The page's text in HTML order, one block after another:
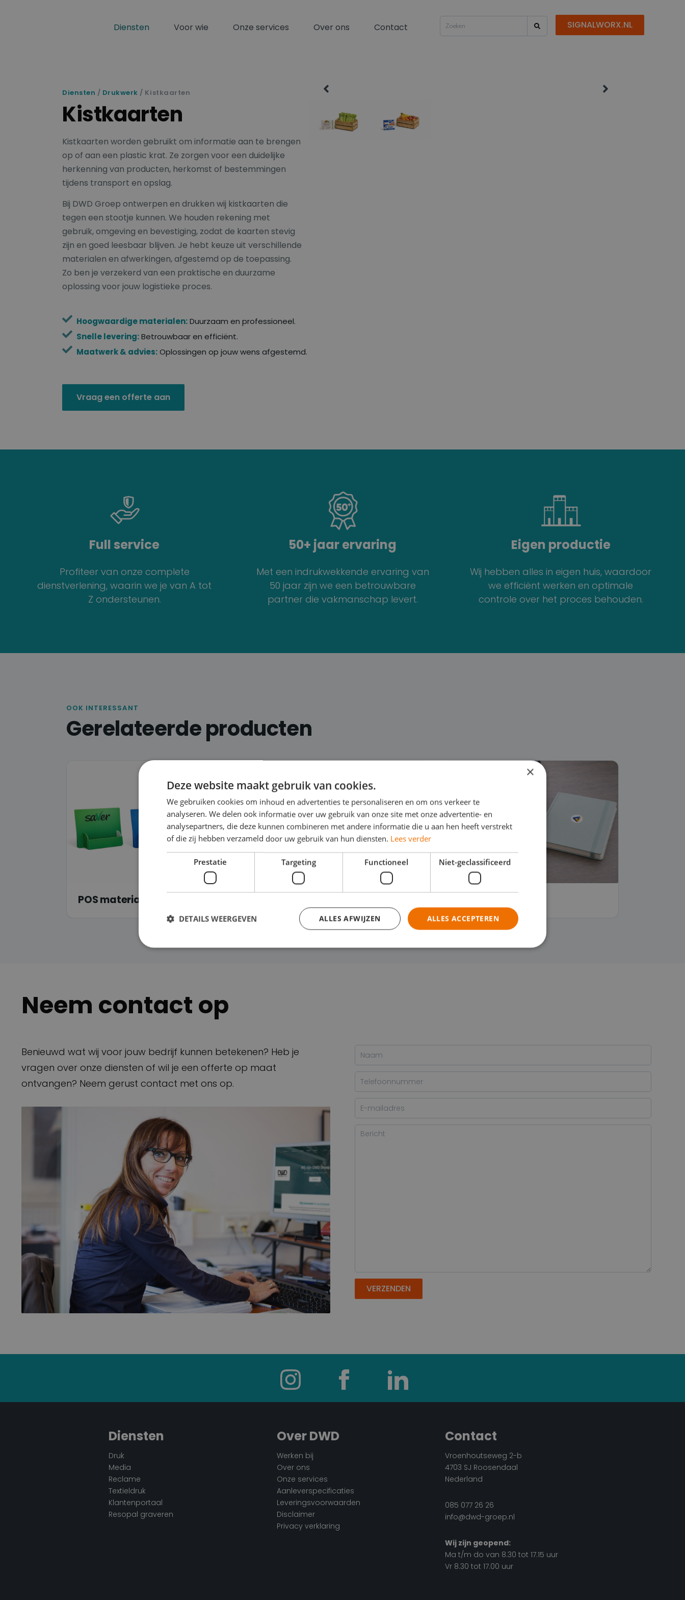
Diensten Voor wie Onze services Over ons Contact SIGNALWORX.NL
Diensten / Drukwerk / Kistkaarten
Kistkaarten
Kistkaarten worden gebruikt om informatie aan te brengen
op of aan een plastic krat. Ze zorgen voor een duidelijke
herkenning van producten, herkomst of bestemmingen
tijdens transport en opslag.
Bij DWD Groep ontwerpen en drukken wij kistkaarten die
tegen een stootje kunnen. We houden rekening met
gebruik, omgeving en bevestiging, zodat de kaarten stevig
zijn en goed leesbaar blijven. Je hebt keuze uit verschillende
materialen en afwerkingen, afgestemd op de toepassing.
Zo ben je verzekerd van een praktische en duurzame
oplossing voor jouw logistieke proces.
Hoogwaardige materialen:Duurzaam en professioneel.
Snelle levering:Betrouwbaar en efficiënt.
Maatwerk & advies:Oplossingen op jouw wens afgestemd.
Vraag een offerte aan
Full service
Profiteer van onze complete
dienstverlening, waarin we je van A tot
Z ondersteunen.
50+ jaar ervaring
Met een indrukwekkende ervaring van
50 jaar zijn we een betrouwbare
partner die vakmanschap levert.
Eigen productie
Wij hebben alles in eigen huis, waardoor
we efficiënt werken en optimale
controle over het proces behouden.
OOK INTERESSANT
Gerelateerde producten
POS materiaal & displays
Neem contact op
Benieuwd wat wij voor jouw bedrijf kunnen betekenen? Heb je
vragen over onze diensten of wil je een offerte op maat
ontvangen? Neem gerust contact met ons op.
VERZENDEN
Diensten
Druk
Media
Reclame
Textieldruk
Klantenportaal
Resopal graveren
Over DWD
Werken bij
Over ons
Onze services
Aanleverspecificaties
Leveringsvoorwaarden
Disclaimer
Privacy verklaring
Contact
Vroenhoutseweg 2-b
4703 SJ Roosendaal
Nederland
085 077 26 26
info@dwd-groep.nl
Wij zijn geopend:
Ma t/m do van 8.30 tot 17.15 uur
Vr 8.30 tot 17.00 uur
×
Deze website maakt gebruik van cookies.
We gebruiken cookies om inhoud en advertenties te personaliseren en om ons verkeer te
analyseren. We delen ook informatie over uw gebruik van onze site met onze advertentie- en
analysepartners, die deze kunnen combineren met andere informatie die u aan hen heeft verstrekt
of die zij hebben verzameld door uw gebruik van hun diensten. Lees verder
Prestatie Targeting Functioneel Niet-geclassificeerd
ALLES ACCEPTEREN
ALLES AFWIJZEN
DETAILS WEERGEVEN